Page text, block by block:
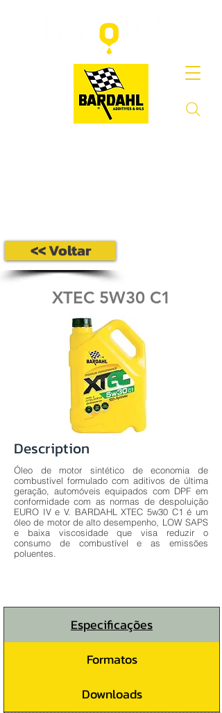
<< Voltar
XTEC 5W30 C1
Description
Óleo de motor sintético de economia de
combustível formulado com aditivos de última
geração, automóveis equipados com DPF em
conformidade com as normas de despoluição
EURO IV e V. BARDAHL XTEC 5w30 C1 é um
óleo de motor de alto desempenho, LOW SAPS
e baixa viscosidade que visa reduzir o
consumo de combustível e as emissões
poluentes.
Especificações
Formatos
Downloads